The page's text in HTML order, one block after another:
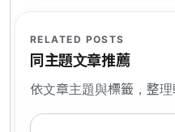
RELATED POSTS
同主題文章推薦
依文章主題與標籤，整理